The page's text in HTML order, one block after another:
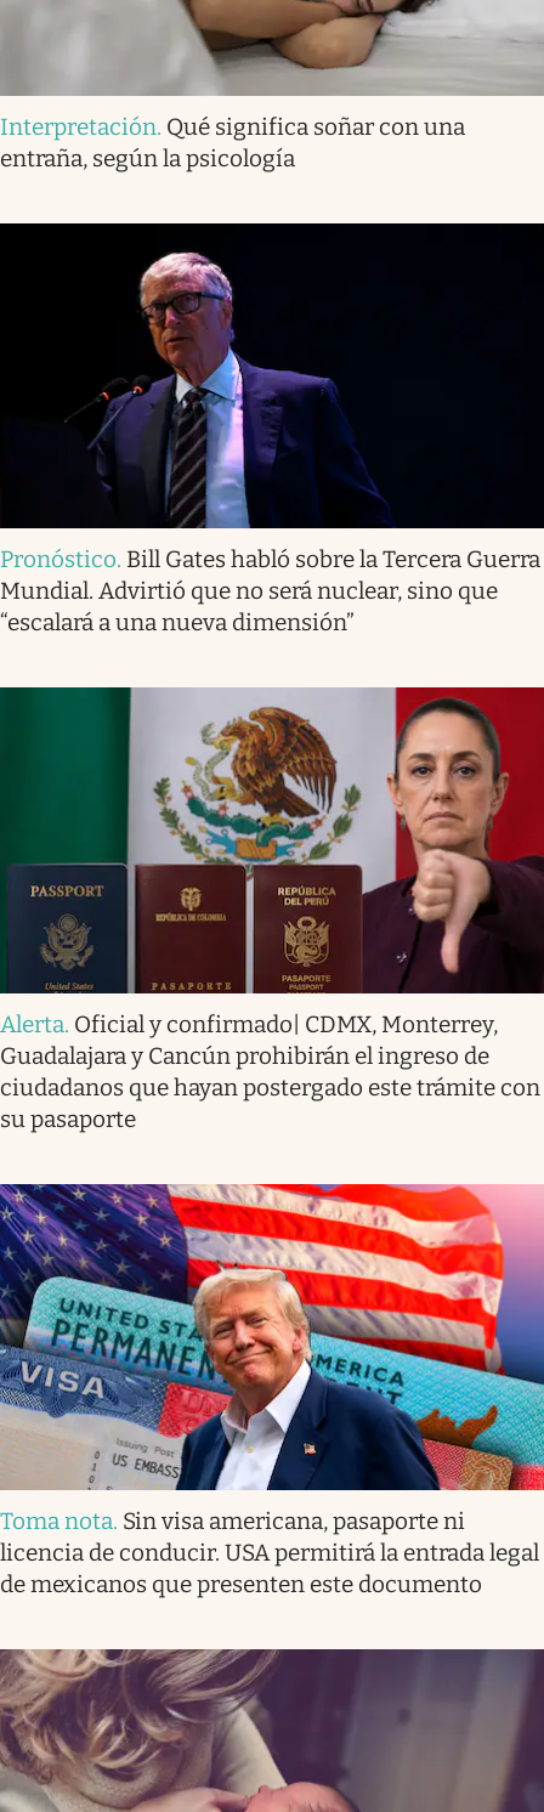
Interpretación. Qué significa soñar con una
entraña, según la psicología
Pronóstico. Bill Gates habló sobre la Tercera Guerra
Mundial. Advirtió que no será nuclear, sino que
“escalará a una nueva dimensión”
Alerta. Oficial y confirmado| CDMX, Monterrey,
Guadalajara y Cancún prohibirán el ingreso de
ciudadanos que hayan postergado este trámite con
su pasaporte
Toma nota. Sin visa americana, pasaporte ni
licencia de conducir. USA permitirá la entrada legal
de mexicanos que presenten este documento